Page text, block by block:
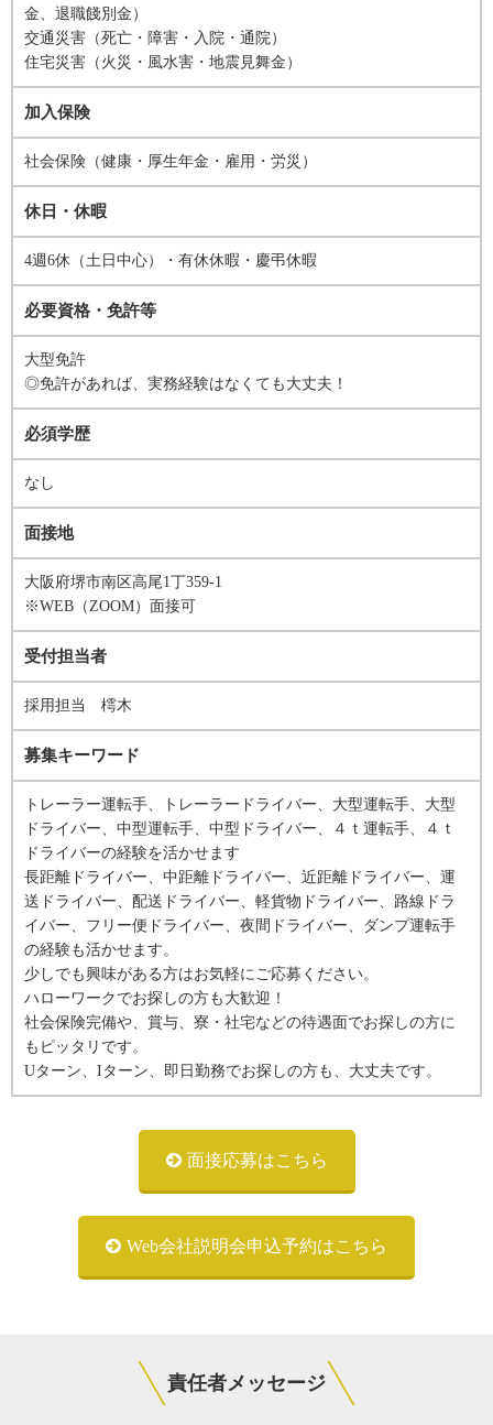
金、退職餞別金）
交通災害（死亡・障害・入院・通院）
住宅災害（火災・風水害・地震見舞金）
加入保険
社会保険（健康・厚生年金・雇用・労災）
休日・休暇
4週6休（土日中心）・有休休暇・慶弔休暇
必要資格・免許等
大型免許
◎免許があれば、実務経験はなくても大丈夫！
必須学歴
なし
面接地
大阪府堺市南区高尾1丁359-1
※WEB（ZOOM）面接可
受付担当者
採用担当 樗木
募集キーワード
トレーラー運転手、トレーラードライバー、大型運転手、大型
ドライバー、中型運転手、中型ドライバー、４ｔ運転手、４ｔ
ドライバーの経験を活かせます
長距離ドライバー、中距離ドライバー、近距離ドライバー、運
送ドライバー、配送ドライバー、軽貨物ドライバー、路線ドラ
イバー、フリー便ドライバー、夜間ドライバー、ダンプ運転手
の経験も活かせます。
少しでも興味がある方はお気軽にご応募ください。
ハローワークでお探しの方も大歓迎！
社会保険完備や、賞与、寮・社宅などの待遇面でお探しの方に
もピッタリです。
Uターン、Iターン、即日勤務でお探しの方も、大丈夫です。
面接応募はこちら
Web会社説明会申込予約はこちら
責任者メッセージ